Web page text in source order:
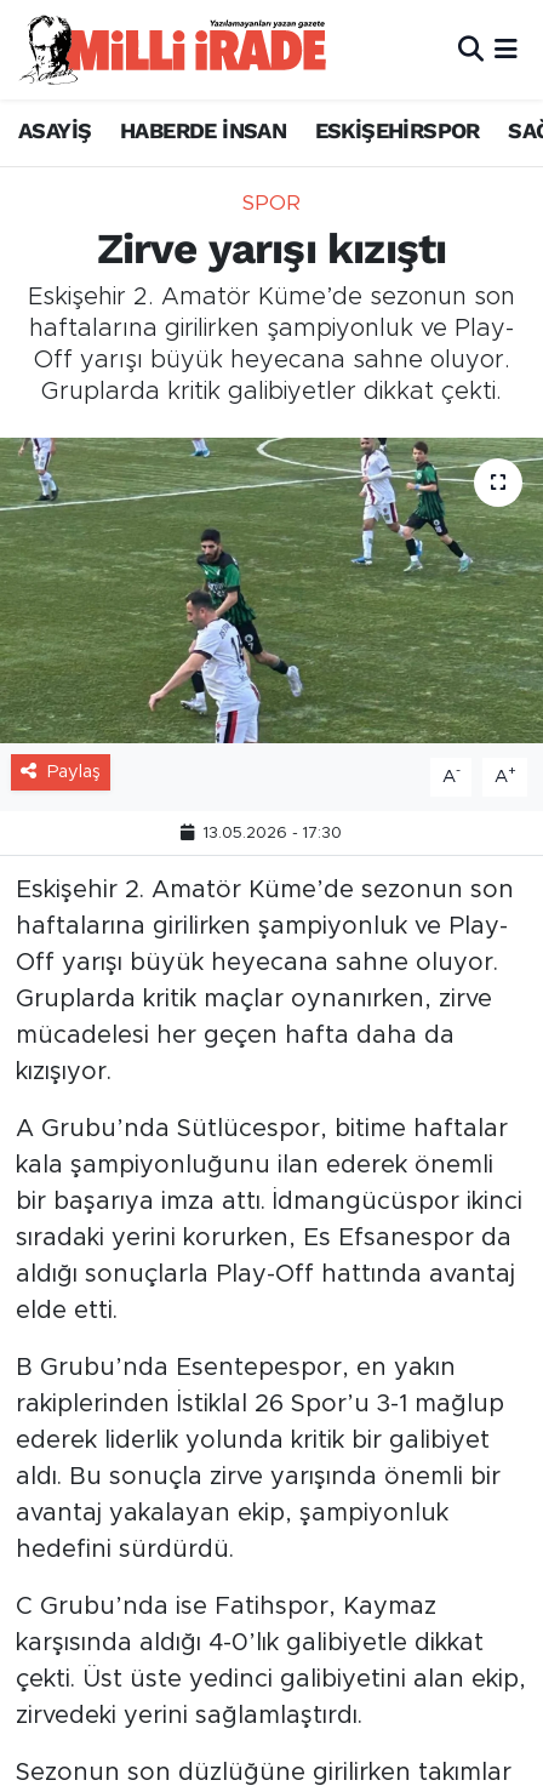
ASAYİŞ HABERDE İNSAN ESKİŞEHİRSPOR
SPOR
Zirve yarışı kızıştı
Eskişehir 2. Amatör Küme’de sezonun son
haftalarına girilirken şampiyonluk ve Play-
Off yarışı büyük heyecana sahne oluyor.
Gruplarda kritik galibiyetler dikkat çekti.
Paylaş A- A+
13.05.2026 - 17:30
Eskişehir 2. Amatör Küme’de sezonun son
haftalarına girilirken şampiyonluk ve Play-
Off yarışı büyük heyecana sahne oluyor.
Gruplarda kritik maçlar oynanırken, zirve
mücadelesi her geçen hafta daha da
kızışıyor.
A Grubu’nda Sütlücespor, bitime haftalar
kala şampiyonluğunu ilan ederek önemli
bir başarıya imza attı. İdmangücüspor ikinci
sıradaki yerini korurken, Es Efsanespor da
aldığı sonuçlarla Play-Off hattında avantaj
elde etti.
B Grubu’nda Esentepespor, en yakın
rakiplerinden İstiklal 26 Spor’u 3-1 mağlup
ederek liderlik yolunda kritik bir galibiyet
aldı. Bu sonuçla zirve yarışında önemli bir
avantaj yakalayan ekip, şampiyonluk
hedefini sürdürdü.
C Grubu’nda ise Fatihspor, Kaymaz
karşısında aldığı 4-0’lık galibiyetle dikkat
çekti. Üst üste yedinci galibiyetini alan ekip,
zirvedeki yerini sağlamlaştırdı.
Sezonun son düzlüğüne girilirken takımlar